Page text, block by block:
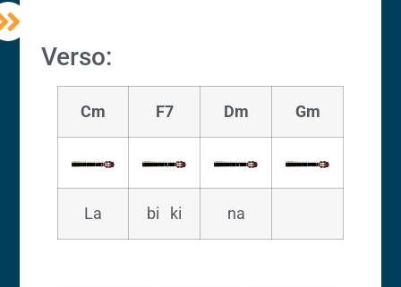
Verso:
Cm F7 Dm Gm
La bi ki na